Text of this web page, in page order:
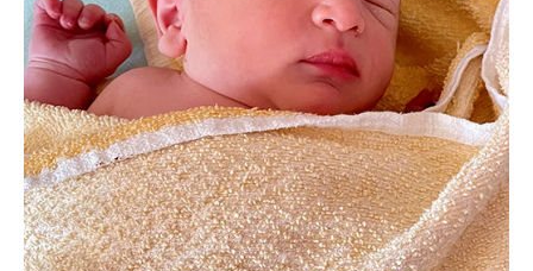
Have any questions?
+44 1234 567 890
Drop us a line
info@yourdomain.com
About us